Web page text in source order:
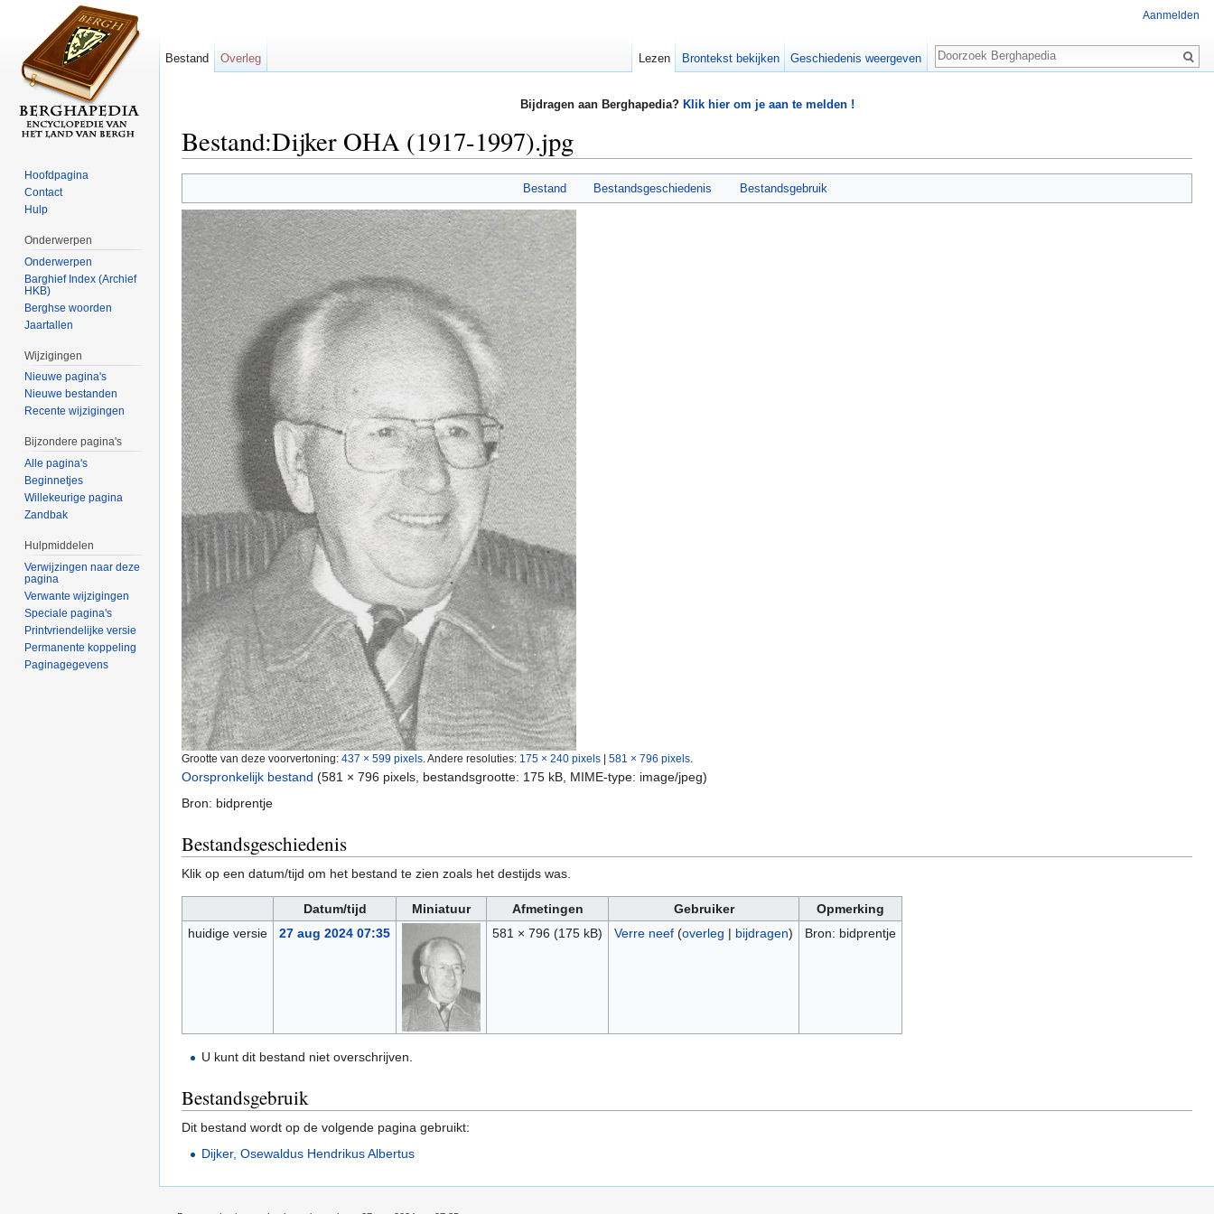
Bijdragen aan Berghapedia? Klik hier om je aan te melden !
Bestand:Dijker OHA (1917-1997).jpg
Bestand Bestandsgeschiedenis Bestandsgebruik
Grootte van deze voorvertoning: 437 × 599 pixels Andere resoluties: 175 × 240 pixels | 581 × 796 pixels
Oorspronkelijk bestand (581 × 796 pixels, bestandsgrootte: 175 kB, MIME-type: image/jpeg)
Bron: bidprentje
Bestandsgeschiedenis
Klik op een datum/tijd om het bestand te zien zoals het destijds was.
Datum/tijd Miniatuur Afmetingen Gebruiker
Opmerking
huidige versie
27 aug 2024 07:35 581 × 796 (175 kB) Verre neef (overleg | bijdragen) Bron: bidprentje
U kunt dit bestand niet overschrijven.
Bestandsgebruik
Dit bestand wordt op de volgende pagina gebruikt:
Dijker, Osewaldus Hendrikus Albertus
Aanmelden
Bestand Overleg Lezen Brontekst bekijken Geschiedenis weergeven
Zoeken
Hoofdpagina
Contact
Hulp
Onderwerpen
Onderwerpen
Barghief Index (Archief
HKB)
Berghse woorden
Jaartallen
Wijzigingen
Nieuwe pagina's
Nieuwe bestanden
Recente wijzigingen
Bijzondere pagina's
Alle pagina's
Beginnetjes
Willekeurige pagina
Zandbak
Hulpmiddelen
Verwijzingen naar deze
pagina
Verwante wijzigingen
Speciale pagina's
Printvriendelijke versie
Permanente koppeling
Paginagegevens